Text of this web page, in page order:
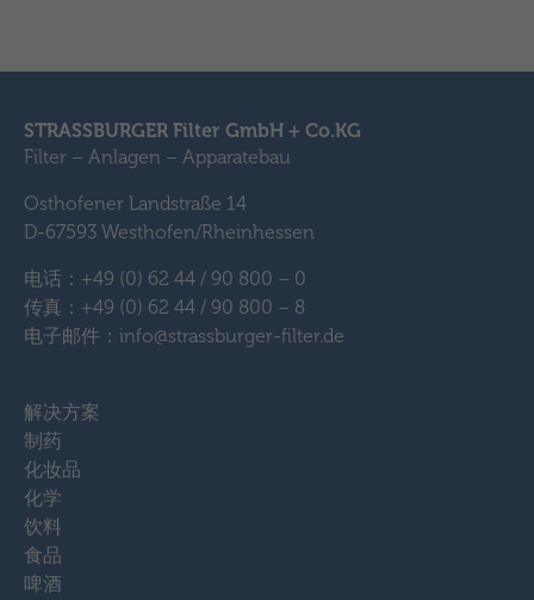
STRASSBURGER Filter GmbH + Co.KG
Filter – Anlagen – Apparatebau
Osthofener Landstraße 14
D-67593 Westhofen/Rheinhessen
电话：+49 (0) 62 44 / 90 800 – 0
传真：+49 (0) 62 44 / 90 800 – 8
电子邮件：info@strassburger-filter.de
解决方案
制药
化妆品
化学
饮料
食品
啤酒